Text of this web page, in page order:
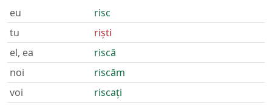
eu
risc
tu
riști
el, ea
riscă
noi
riscăm
voi
riscați